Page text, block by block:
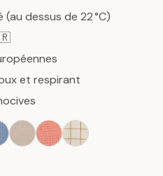
dessus de 22 °C)
et respirant